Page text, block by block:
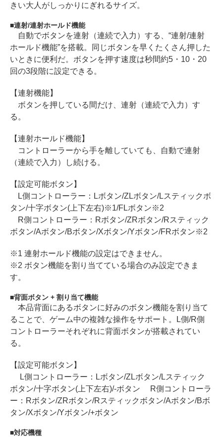
きい大人がしっかりにぎれるサイズ。
連射/連射ホールド機能
自動でボタンを連射（連続で入力）する、“連射/連射
ホールド機能”を搭載。同じボタンを早くたくさん押した
いときに便利だ。ボタンを押す速度は秒間約5・10・20
回の3段階に設定できる。
【連射機能】
ボタンを押している間だけ、連射（連続で入力）す
る。
【連射ホールド機能】
コントローラーから手を離していても、自動で連射
（連続で入力）し続ける。
【設定可能ボタン】
L側コントローラー：Lボタン/ZLボタン/Lスティックボ
タン/十字ボタン(上下左右)※1/FLボタン※2
R側コントローラー：Rボタン/ZRボタン/Rスティック
ボタン/Aボタン/Bボタン/Xボタン/Yボタン/FRボタン※2
※1 連射ホールド機能の設定はできません。
※2 ボタン機能を割り当てている場合のみ設定できま
す。
背面ボタン + 割り当て機能
本品背面にあるボタンに好みのボタン機能を割り当て
ることで、ゲーム中の複雑な操作をサポート。L側/R側
コントローラーそれぞれに背面ボタンが搭載されてい
る。
【設定可能ボタン】
L側コントローラー：Lボタン/ZLボタン/Lスティック
ボタン/十字ボタン(上下左右)/-ボタン R側コントローラ
ー：Rボタン/ZRボタン/Rスティックボタン/Aボタン/Bボ
タン/Xボタン/Yボタン/+ボタン
対応機種